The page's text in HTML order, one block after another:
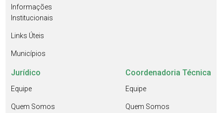
Informações
Institucionais
Links Úteis
Municípios
Jurídico
Equipe
Quem Somos
Coordenadoria Técnica
Equipe
Quem Somos